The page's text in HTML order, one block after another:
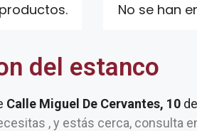
No se han
del estanco
Calle Miguel De Cervantes, 10 de
, y estás cerca, consulta